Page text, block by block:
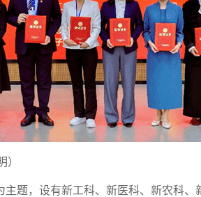
）
主题，设有新工科、新医科、新农科